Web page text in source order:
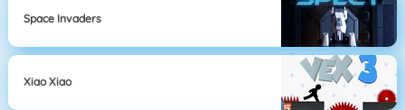
Space Invaders
Xiao Xiao